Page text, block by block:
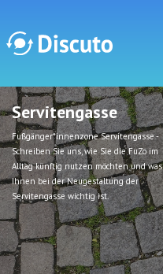
Discuto
Discuto
Servitengasse
Fußgänger*innenzone Servitengasse -
Schreiben Sie uns, wie Sie die FuZo im
Alltag künftig nutzen möchten und was
Ihnen bei der Neugestaltung der
Servitengasse wichtig ist.